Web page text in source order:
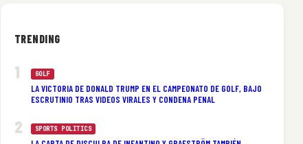
TRENDING
GOLF
LA VICTORIA DE DONALD TRUMP EN EL CAMPEONATO DE GOLF, BAJO
ESCRUTINIO TRAS VIDEOS VIRALES Y CONDENA PENAL
SPORTS POLITICS